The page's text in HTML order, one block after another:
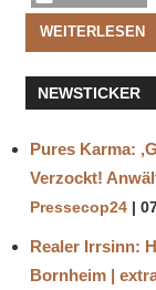
WEITERLESEN
NEWSTICKER
Pures Karma:
Verzockt!
Pressecop24
Realer Irrsinn:
Bornheim |